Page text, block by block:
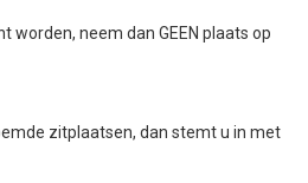
worden, neem dan GEEN plaats op
zitplaatsen, dan stemt u in met